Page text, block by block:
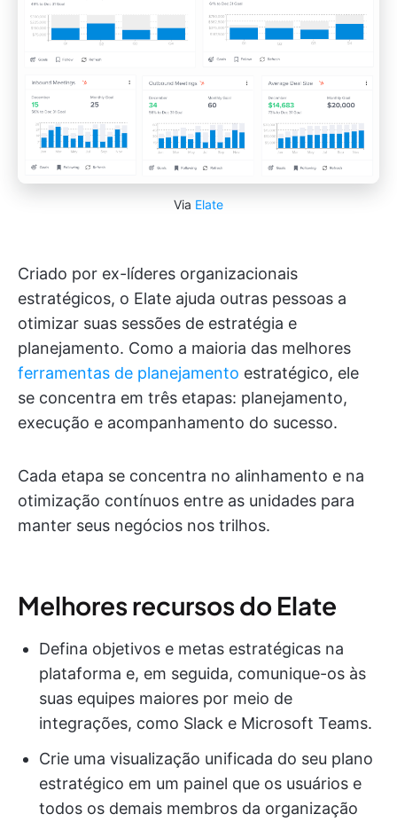
Via Elate
Criado por ex-líderes organizacionais
estratégicos, o Elate ajuda outras pessoas a
otimizar suas sessões de estratégia e
planejamento. Como a maioria das melhores
ferramentas de planejamento estratégico, ele
se concentra em três etapas: planejamento,
execução e acompanhamento do sucesso.
Cada etapa se concentra no alinhamento e na
otimização contínuos entre as unidades para
manter seus negócios nos trilhos.
Melhores recursos do Elate
Defina objetivos e metas estratégicas na
plataforma e, em seguida, comunique-os às
suas equipes maiores por meio de
integrações, como Slack e Microsoft Teams.
Crie uma visualização unificada do seu plano
estratégico em um painel que os usuários e
todos os demais membros da organização